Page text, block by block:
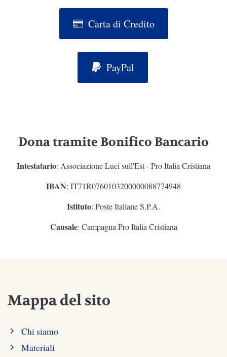
Carta di Credito
PayPal
Dona tramite Bonifico Bancario
Intestatario: Associazione Luci sull'Est - Pro Italia Cristiana
IBAN: IT71R0760103200000088774948
Istituto: Poste Italiane S.P.A.
Causale: Campagna Pro Italia Cristiana
Mappa del sito
Chi siamo
Materiali